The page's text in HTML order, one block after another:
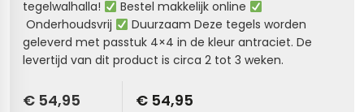
tegelwalhalla!
Bestel makkelijk online
Onderhoudsvrij
Duurzaam Deze tegels worden
geleverd met passtuk 4×4 in de kleur antraciet. De
levertijd van dit product is circa 2 tot 3 weken.
€ 54,95 € 54,95
(kloostertegels)
tegels